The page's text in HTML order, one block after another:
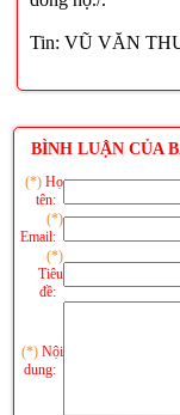
Tin: VŨ VĂN
BÌNH LUẬN CỦA
(*) Họ
tên:
(*)
Email:
(*)
Tiêu
đề:
(*) Nội
dung: